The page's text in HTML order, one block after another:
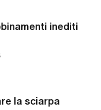
inediti
la sciarpa